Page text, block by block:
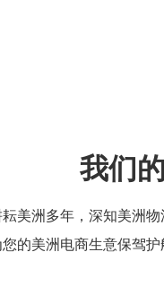
我们
美洲多年，深知美洲
您的美洲电商生意保驾护